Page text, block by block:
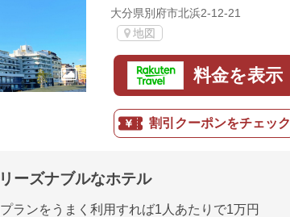
大分県別府市北浜2-12-21
地図
料金を表示
割引クーポンをチェック
ーズナブルなホテル
ランをうまく利用すれば1人あたりで1万円